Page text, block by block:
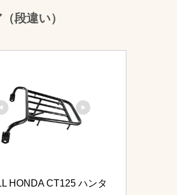
段違い）
HONDA CT125 ハンタ